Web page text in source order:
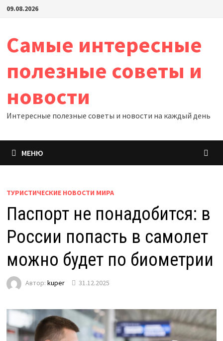
Перейти
09.08.2026
Самые интересные
полезные советы и
новости
Интересные полезные советы и новости на каждый день
МЕНЮ
ТУРИСТИЧЕСКИЕ НОВОСТИ МИРА
Паспорт не понадобится: в
России попасть в самолет
можно будет по биометрии
Автор: kuper 31.12.2025